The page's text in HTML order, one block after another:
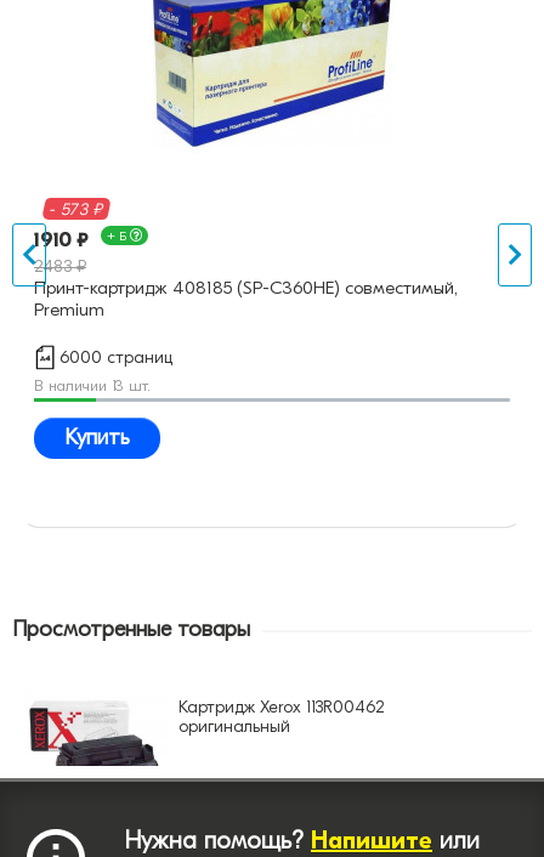
- 573 ₽
1910 ₽ + Б
2483 ₽
Принт-картридж 408185 (SP-C360HE) совместимый,
Premium
6000 страниц
В наличии 13 шт.
Купить
Просмотренные товары
Картридж Xerox 113R00462
оригинальный
Нужна помощь? Напишите или